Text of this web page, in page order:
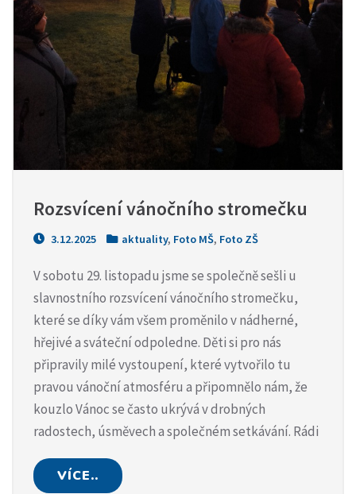
Rozsvícení vánočního stromečku
3.12.2025 aktuality, Foto MŠ, Foto ZŠ
V sobotu 29. listopadu jsme se společně sešli u
slavnostního rozsvícení vánočního stromečku,
které se díky vám všem proměnilo v nádherné,
hřejivé a sváteční odpoledne. Děti si pro nás
připravily milé vystoupení, které vytvořilo tu
pravou vánoční atmosféru a připomnělo nám, že
kouzlo Vánoc se často ukrývá v drobných
radostech, úsměvech a společném setkávání. Rádi
VÍCE..